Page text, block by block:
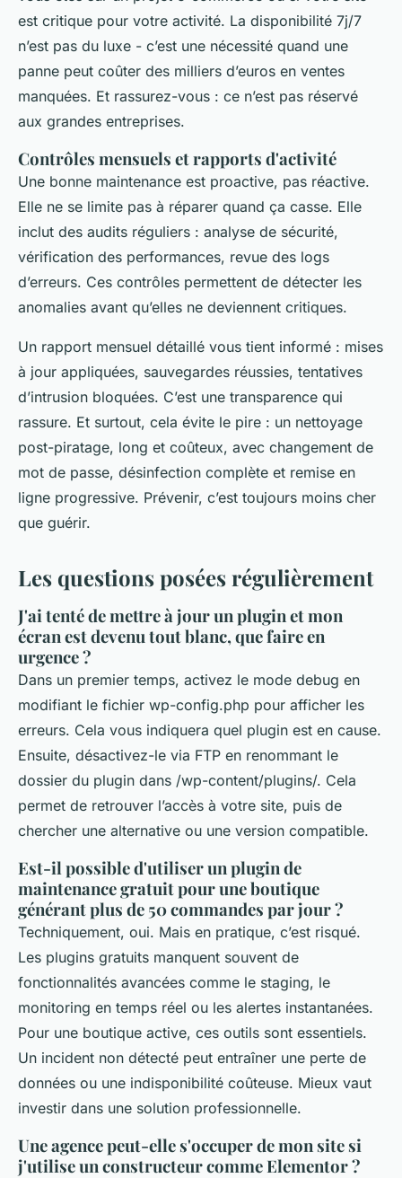
est critique pour votre activité. La disponibilité 7j/7
n’est pas du luxe - c’est une nécessité quand une
panne peut coûter des milliers d’euros en ventes
manquées. Et rassurez-vous : ce n’est pas réservé
aux grandes entreprises.
Contrôles mensuels et rapports d'activité
Une bonne maintenance est proactive, pas réactive.
Elle ne se limite pas à réparer quand ça casse. Elle
inclut des audits réguliers : analyse de sécurité,
vérification des performances, revue des logs
d’erreurs. Ces contrôles permettent de détecter les
anomalies avant qu’elles ne deviennent critiques.
Un rapport mensuel détaillé vous tient informé : mises
à jour appliquées, sauvegardes réussies, tentatives
d’intrusion bloquées. C’est une transparence qui
rassure. Et surtout, cela évite le pire : un nettoyage
post-piratage, long et coûteux, avec changement de
mot de passe, désinfection complète et remise en
ligne progressive. Prévenir, c’est toujours moins cher
que guérir.
Les questions posées régulièrement
J'ai tenté de mettre à jour un plugin et mon
écran est devenu tout blanc, que faire en
urgence ?
Dans un premier temps, activez le mode debug en
modifiant le fichier wp-config.php pour afficher les
erreurs. Cela vous indiquera quel plugin est en cause.
Ensuite, désactivez-le via FTP en renommant le
dossier du plugin dans /wp-content/plugins/. Cela
permet de retrouver l’accès à votre site, puis de
chercher une alternative ou une version compatible.
Est-il possible d'utiliser un plugin de
maintenance gratuit pour une boutique
générant plus de 50 commandes par jour ?
Techniquement, oui. Mais en pratique, c’est risqué.
Les plugins gratuits manquent souvent de
fonctionnalités avancées comme le staging, le
monitoring en temps réel ou les alertes instantanées.
Pour une boutique active, ces outils sont essentiels.
Un incident non détecté peut entraîner une perte de
données ou une indisponibilité coûteuse. Mieux vaut
investir dans une solution professionnelle.
Une agence peut-elle s'occuper de mon site si
j'utilise un constructeur comme Elementor ?